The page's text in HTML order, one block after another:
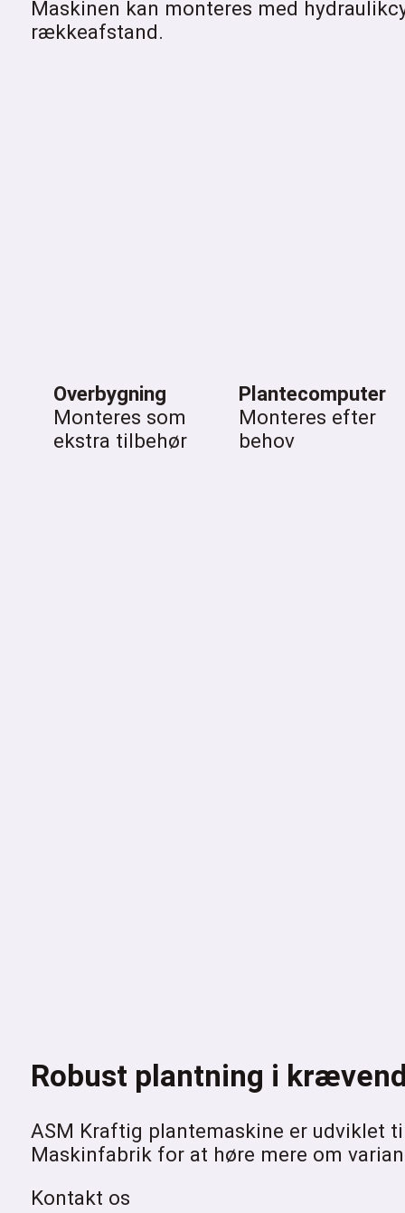
Maskinen kan monteres med
rækkeafstand.
Overbygning
Monteres som
ekstra tilbehør
Plantecomputer
Monteres efter
behov
Robust plantning i
ASM Kraftig plantemaskine er udviklet
Maskinfabrik for at høre mere om
Kontakt os